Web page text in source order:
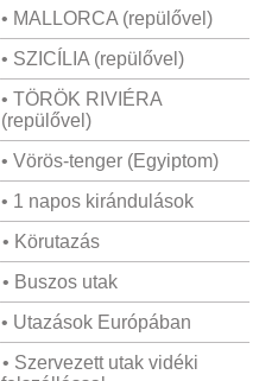
• MALLORCA (repülővel)
• SZICÍLIA (repülővel)
• TÖRÖK RIVIÉRA
(repülővel)
• Vörös-tenger (Egyiptom)
• 1 napos kirándulások
• Körutazás
• Buszos utak
• Utazások Európában
• Szervezett utak vidéki